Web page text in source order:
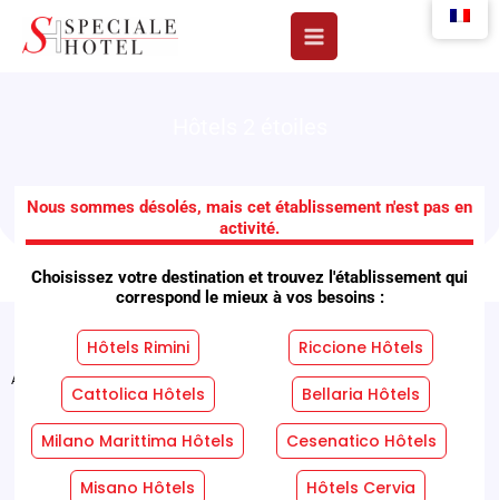
Nous sommes désolés, mais cet établissement n'est pas en
activité.
Choisissez votre destination et trouvez l'établissement qui
correspond le mieux à vos besoins :
Hôtels Rimini Riccione Hôtels
Cattolica Hôtels Bellaria Hôtels
Milano Marittima Hôtels Cesenatico Hôtels
Misano Hôtels Hôtels Cervia
Hôtel Villa Panda
Accueil "Installations"Hôtel Villa Panda
Services Hôteliers Services En Chambre